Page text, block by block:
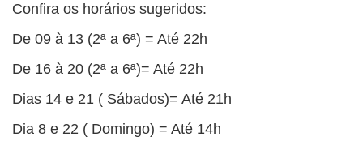
Confira os horários sugeridos:
De 09 à 13 (2ª a 6ª) = Até 22h
De 16 à 20 (2ª a 6ª)= Até 22h
Dias 14 e 21 ( Sábados)= Até 21h
Dia 8 e 22 ( Domingo) = Até 14h